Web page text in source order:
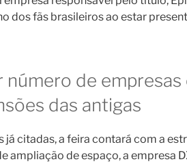
dos fãs brasileiros ao estar
número de
das antigas
já citadas, a feira contará com a
ampliação de espaço, a empresa